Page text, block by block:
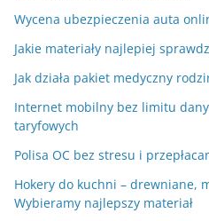
Wycena ubezpieczenia auta
Jakie materiały najlepiej
Jak działa pakiet medyczny
Internet mobilny bez limitu
taryfowych
Polisa OC bez stresu i
Hokery do kuchni – drewniane,
Wybieramy najlepszy materiał